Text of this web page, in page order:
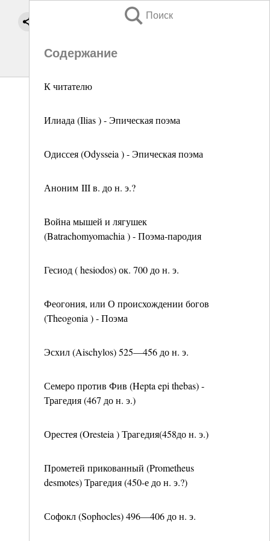
Поиск
Содержание
К читателю
Илиада (Ilias ) - Эпическая поэма
Одиссея (Odysseia ) - Эпическая поэма
Аноним III в. до н. э.?
Война мышей и лягушек
(Batrachomyomachia ) - Поэма-пародия
Гесиод ( hesiodos) ок. 700 до н. э.
Феогония, или О происхождении богов
(Theogonia ) - Поэма
Эсхил (Aischylos) 525—456 до н. э.
Семеро против Фив (Hepta epi thebas) -
Трагедия (467 до н. э.)
Орестея (Oresteia ) Трагедия(458до н. э.)
Прометей прикованный (Prometheus
desmotes) Трагедия (450-е до н. э.?)
Софокл (Sophocles) 496—406 до н. э.